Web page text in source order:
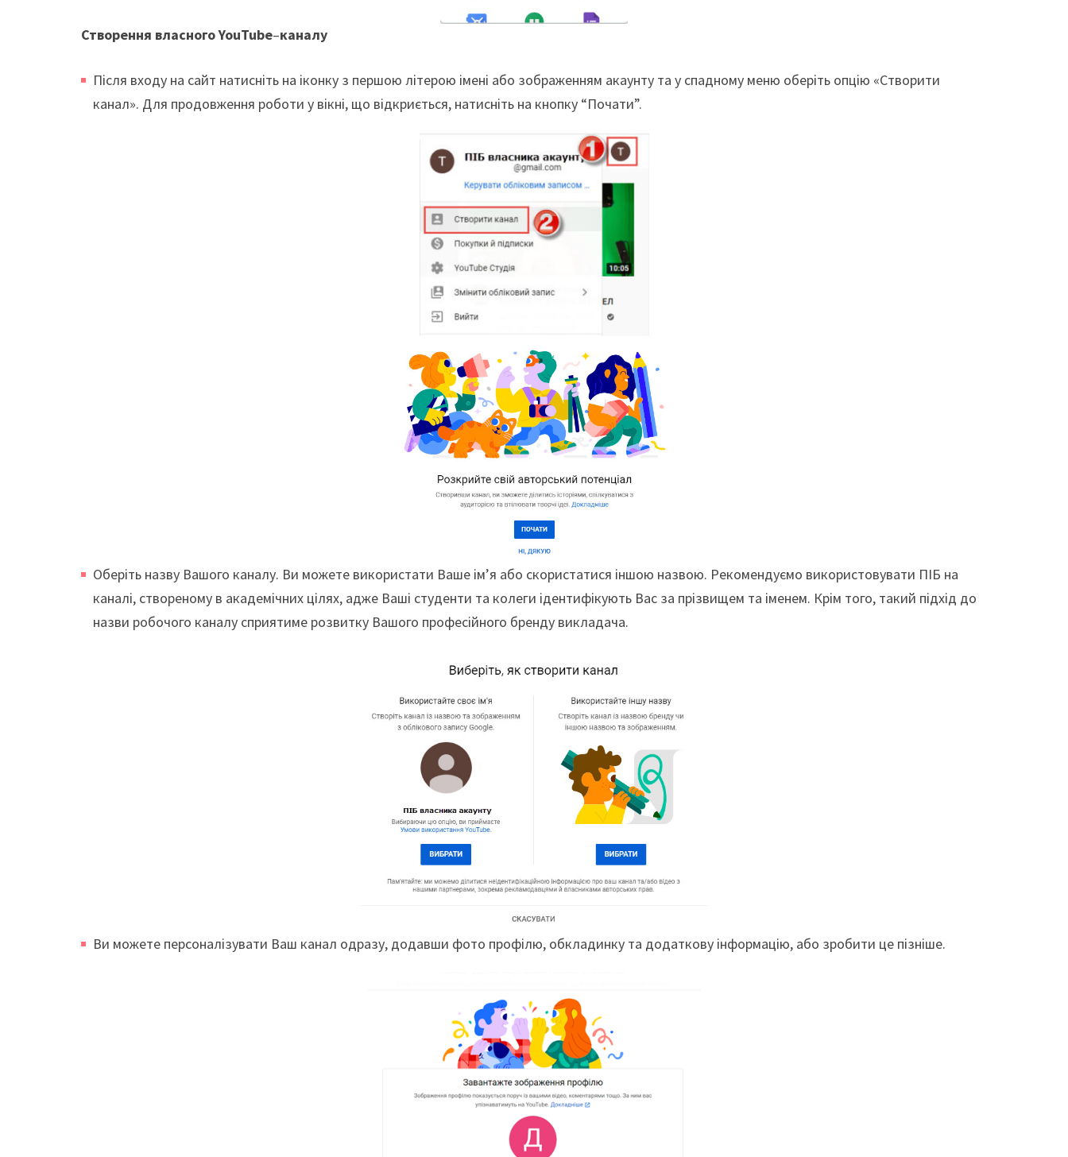
Створення власногоYouTube–каналу
Після входу на сайт натисніть на іконку з першою літерою імені або зображенням акаунту та у спадному меню оберіть опцію «Створити
канал». Для продовження роботи у вікні, що відкриється, натисніть на кнопку “Почати”.
Оберіть назву Вашого каналу. Ви можете використати Ваше ім’я або скористатися іншою назвою. Рекомендуємо використовувати ПІБ на
каналі, створеному в академічних цілях, адже Ваші студенти та колеги ідентифікують Вас за прізвищем та іменем. Крім того, такий підхід до
назви робочого каналу сприятиме розвитку Вашого професійного бренду викладача.
Ви можете персоналізувати Ваш канал одразу, додавши фото профілю, обкладинку та додаткову інформацію, або зробити це пізніше.